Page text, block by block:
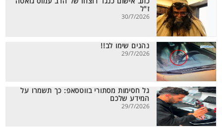
ז"ל
30/7/2026
נהגים שימו לב!!
29/7/2026
גל חסימות מסתורי בווטסאפ: כך תשמרו על
המידע שלכם
29/7/2026